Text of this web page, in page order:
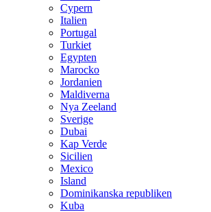
Cypern
Italien
Portugal
Turkiet
Egypten
Marocko
Jordanien
Maldiverna
Nya Zeeland
Sverige
Dubai
Kap Verde
Sicilien
Mexico
Island
Dominikanska republiken
Kuba